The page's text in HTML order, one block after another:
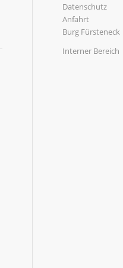
Datenschutz
Anfahrt
Burg Fürsteneck
Interner Bereich